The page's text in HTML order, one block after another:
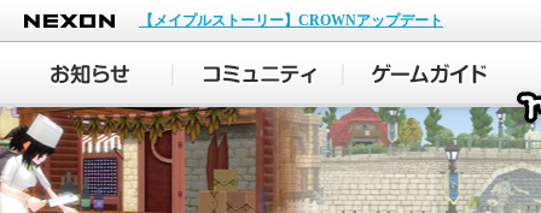
NEXON
【メイプルストーリー】CROWNアップデート